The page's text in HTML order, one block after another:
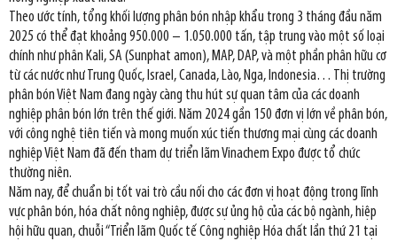
Theo ước tính, tổng khối lượng phân bón nhập khẩu trong 3 tháng đầu năm
2025 có thể đạt khoảng 950.000 – 1.050.000 tấn, tập trung vào một số loại
chính như phân Kali, SA (Sunphat amon), MAP, DAP, và một phần phân hữu cơ
từ các nước như Trung Quốc, Israel, Canada, Lào, Nga, Indonesia… Thị trường
phân bón Việt Nam đang ngày càng thu hút sự quan tâm của các doanh
nghiệp phân bón lớn trên thế giới. Năm 2024 gần 150 đơn vị lớn về phân bón,
với công nghệ tiên tiến và mong muốn xúc tiến thương mại cùng các doanh
nghiệp Việt Nam đã đến tham dự triển lãm Vinachem Expo được tổ chức
thường niên.
Năm nay, để chuẩn bị tốt vai trò cầu nối cho các đơn vị hoạt động trong lĩnh
vực phân bón, hóa chất nông nghiệp, được sự ủng hộ của các bộ ngành, hiệp
hội hữu quan, chuỗi “Triển lãm Quốc tế Công nghiệp Hóa chất lần thứ 21 tại